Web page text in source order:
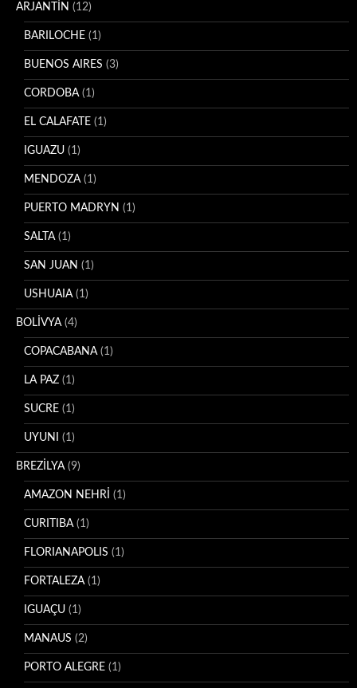
ARJANTİN (12)
BARILOCHE (1)
BUENOS AIRES (3)
CORDOBA(1)
EL CALAFATE (1)
IGUAZU (1)
MENDOZA(1)
PUERTO MADRYN (1)
SALTA(1)
SAN JUAN (1)
USHUAIA(1)
BOLİVYA(4)
COPACABANA(1)
LA PAZ (1)
SUCRE (1)
UYUNI (1)
BREZİLYA(9)
AMAZON NEHRİ (1)
CURITIBA(1)
FLORIANAPOLIS (1)
FORTALEZA(1)
IGUAÇU (1)
MANAUS (2)
PORTO ALEGRE (1)